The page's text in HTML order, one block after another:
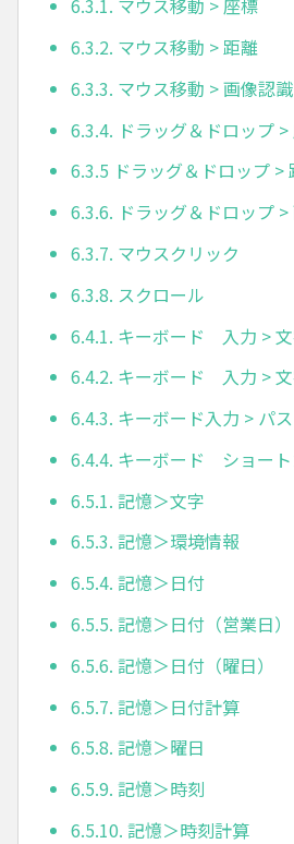
6.3.1. マウス移動 > 座標
6.3.2. マウス移動 > 距離
6.3.3. マウス移動 > 画像認識
6.3.4. ドラッグ＆ドロップ >
6.3.5 ドラッグ＆ドロップ >
6.3.6. ドラッグ＆ドロップ >
6.3.7. マウスクリック
6.3.8. スクロール
6.4.1. キーボード 入力 >
6.4.2. キーボード 入力 > 文
6.4.3. キーボード入力 > パ
6.4.4. キーボード ショート
6.5.1. 記憶＞文字
6.5.3. 記憶＞環境情報
6.5.4. 記憶＞日付
6.5.5. 記憶＞日付（営業日）
6.5.6. 記憶＞日付（曜日）
6.5.7. 記憶＞日付計算
6.5.8. 記憶＞曜日
6.5.9. 記憶＞時刻
6.5.10. 記憶＞時刻計算